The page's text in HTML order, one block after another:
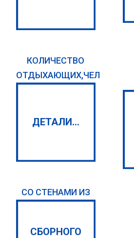
КОЛИЧЕСТВО
ОТДЫХАЮЩИХ,ЧЕЛ
ДЕТАЛИ...
СО СТЕНАМИ ИЗ
СБОРНОГО